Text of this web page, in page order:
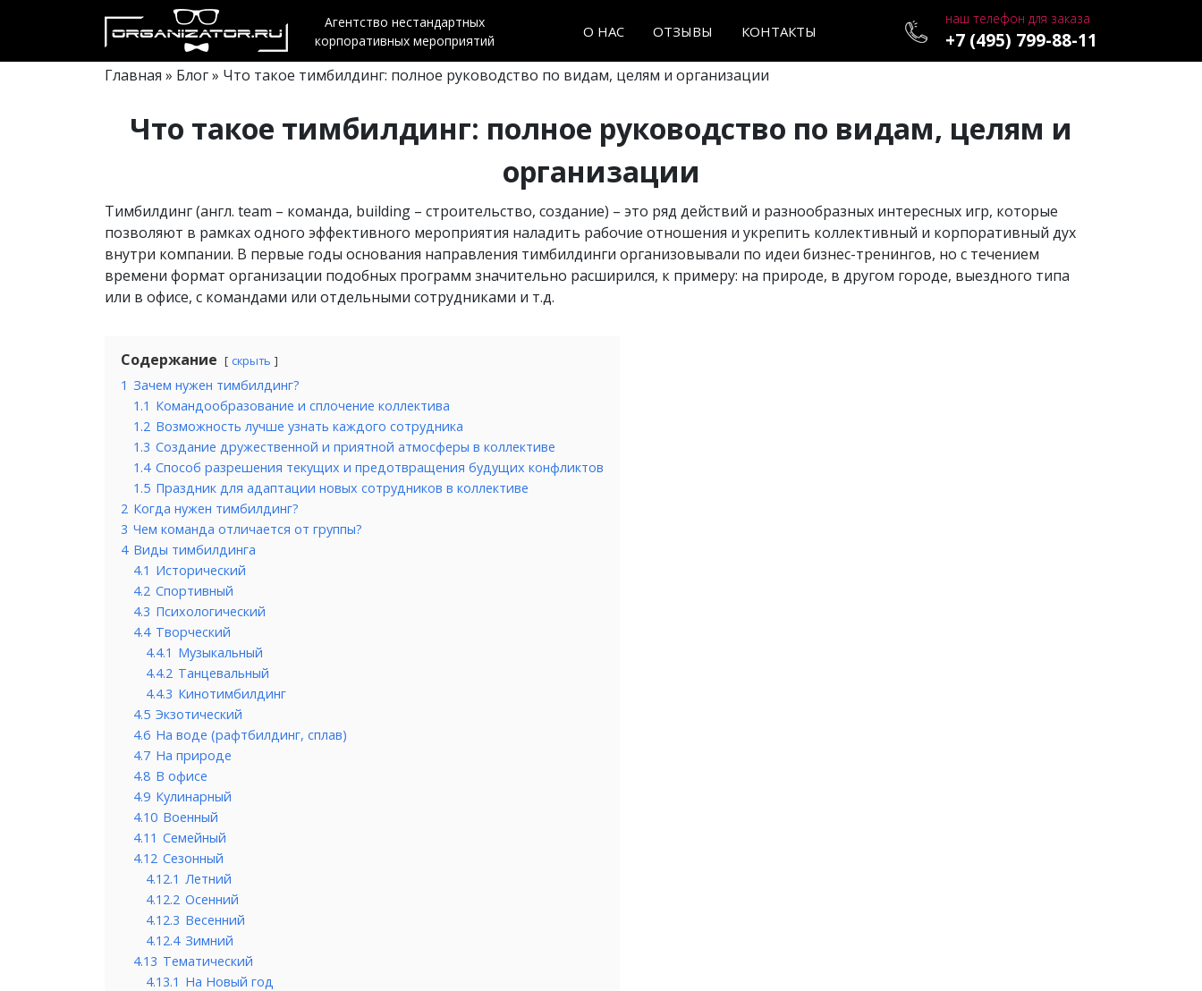
Агентство нестандартных
корпоративных мероприятий
О НАС ОТЗЫВЫ КОНТАКТЫ
наш телефон для заказа
+7 (495) 799-88-11
Главная » Блог» Что такое тимбилдинг: полное руководство по видам, целям и организации
Что такое тимбилдинг: полное руководство по видам, целям и
организации
Тимбилдинг (англ. team – команда, building – строительство, создание) – это ряд действий и разнообразных интересных игр, которые
позволяют в рамках одного эффективного мероприятия наладить рабочие отношения и укрепить коллективный и корпоративный дух
внутри компании. В первые годы основания направления тимбилдинги организовывали по идеи бизнес-тренингов, но с течением
времени формат организации подобных программ значительно расширился, к примеру: на природе, в другом городе, выездного типа
или в офисе, с командами или отдельными сотрудниками и т.д.
Содержание скрыть
1 Зачем нужен тимбилдинг?
1.1 Командообразование и сплочение коллектива
1.2 Возможность лучше узнать каждого сотрудника
1.3 Создание дружественной и приятной атмосферы в коллективе
1.4 Способ разрешения текущих и предотвращения будущих конфликтов
1.5 Праздник для адаптации новых сотрудников в коллективе
2 Когда нужен тимбилдинг?
3 Чем команда отличается от группы?
4 Виды тимбилдинга
4.1 Исторический
4.2 Спортивный
4.3 Психологический
4.4 Творческий
4.4.1 Музыкальный
4.4.2 Танцевальный
4.4.3 Кинотимбилдинг
4.5 Экзотический
4.6 На воде (рафтбилдинг, сплав)
4.7 На природе
4.8 В офисе
4.9 Кулинарный
4.10 Военный
4.11 Семейный
4.12 Сезонный
4.12.1 Летний
4.12.2 Осенний
4.12.3 Весенний
4.12.4 Зимний
4.13 Тематический
4.13.1 На Новый год